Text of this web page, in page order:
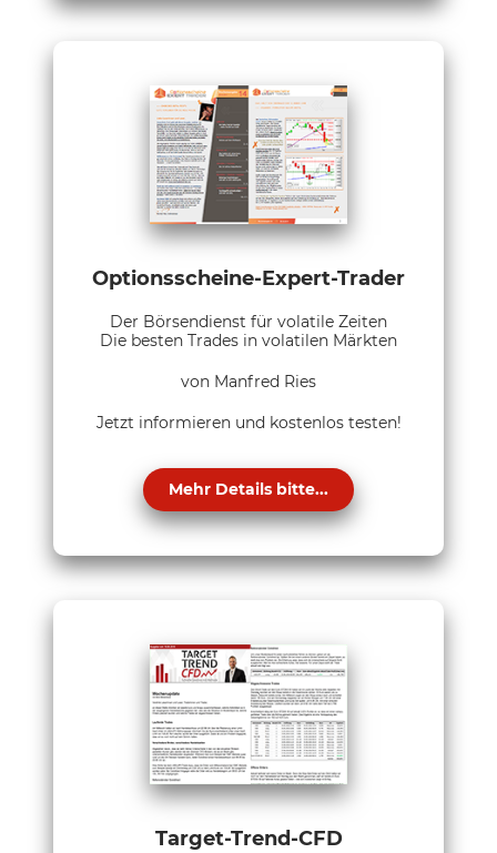
Optionsscheine-Expert-Trader
Der Börsendienst für volatile Zeiten
Die besten Trades in volatilen Märkten
von Manfred Ries
Jetzt informieren und kostenlos testen!
Mehr Details bitte...
Target-Trend-CFD